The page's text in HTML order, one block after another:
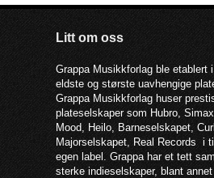
Litt om oss
Grappa Musikkforlag ble etablert
eldste og største uavhengige
Grappa Musikkforlag huser
plateselskaper som Hubro,
Mood, Heilo, Barneselskapet,
Majorselskapet, Real Records i
egen label. Grappa har et tett
sterke indieselskaper, blant